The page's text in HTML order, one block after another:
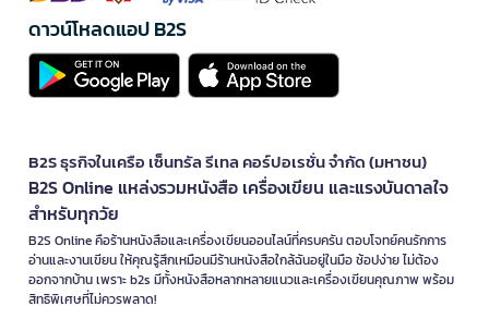
ดาวน์โหลดแอป B2S
B2S ธุรกิจในเครือ เซ็นทรัล รีเทล คอร์ปอเรชั่น จำกัด (มหาชน)
B2S Online แหล่งรวมหนังสือ เครื่องเขียน และแรงบันดาลใจ
สำหรับทุกวัย
B2S Online คือร้านหนังสือและเครื่องเขียนออนไลน์ที่ครบครัน ตอบโจทย์คนรักการ
อ่านและงานเขียน ให้คุณรู้สึกเหมือนมีร้านหนังสือใกล้ฉันอยู่ในมือ ช้อปง่าย ไม่ต้อง
ออกจากบ้าน เพราะ b2s มีทั้งหนังสือหลากหลายแนวและเครื่องเขียนคุณภาพ พร้อม
สิทธิพิเศษที่ไม่ควรพลาด!